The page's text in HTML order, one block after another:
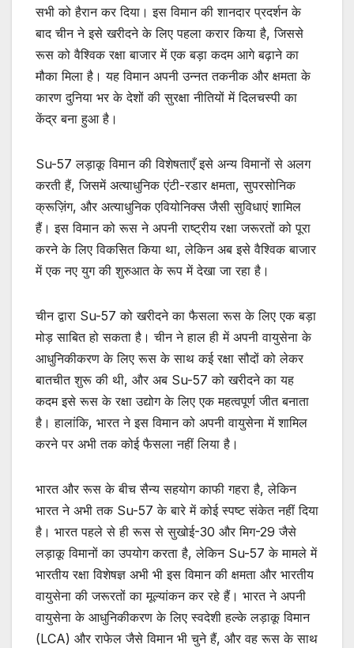
सभी को हैरान कर दिया। इस विमान की शानदार प्रदर्शन के
बाद चीन ने इसे खरीदने के लिए पहला करार किया है, जिससे
रूस को वैश्विक रक्षा बाजार में एक बड़ा कदम आगे बढ़ाने का
मौका मिला है। यह विमान अपनी उन्नत तकनीक और क्षमता के
कारण दुनिया भर के देशों की सुरक्षा नीतियों में दिलचस्पी का
केंद्र बना हुआ है।
Su-57 लड़ाकू विमान की विशेषताएँ इसे अन्य विमानों से अलग
करती हैं, जिसमें अत्याधुनिक एंटी-रडार क्षमता, सुपरसोनिक
क्रूज़िंग, और अत्याधुनिक एवियोनिक्स जैसी सुविधाएं शामिल
हैं। इस विमान को रूस ने अपनी राष्ट्रीय रक्षा जरूरतों को पूरा
करने के लिए विकसित किया था, लेकिन अब इसे वैश्विक बाजार
में एक नए युग की शुरुआत के रूप में देखा जा रहा है।
चीन द्वारा Su-57 को खरीदने का फैसला रूस के लिए एक बड़ा
मोड़ साबित हो सकता है। चीन ने हाल ही में अपनी वायुसेना के
आधुनिकीकरण के लिए रूस के साथ कई रक्षा सौदों को लेकर
बातचीत शुरू की थी, और अब Su-57 को खरीदने का यह
कदम इसे रूस के रक्षा उद्योग के लिए एक महत्वपूर्ण जीत बनाता
है। हालांकि, भारत ने इस विमान को अपनी वायुसेना में शामिल
करने पर अभी तक कोई फैसला नहीं लिया है।
भारत और रूस के बीच सैन्य सहयोग काफी गहरा है, लेकिन
भारत ने अभी तक Su-57 के बारे में कोई स्पष्ट संकेत नहीं दिया
है। भारत पहले से ही रूस से सुखोई-30 और मिग-29 जैसे
लड़ाकू विमानों का उपयोग करता है, लेकिन Su-57 के मामले में
भारतीय रक्षा विशेषज्ञ अभी भी इस विमान की क्षमता और भारतीय
वायुसेना की जरूरतों का मूल्यांकन कर रहे हैं। भारत ने अपनी
वायुसेना के आधुनिकीकरण के लिए स्वदेशी हल्के लड़ाकू विमान
(LCA) और राफेल जैसे विमान भी चुने हैं, और वह रूस के साथ